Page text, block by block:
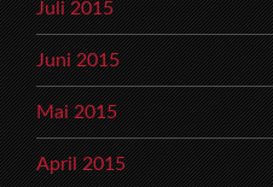
Juli 2015
Juni 2015
Mai 2015
April 2015